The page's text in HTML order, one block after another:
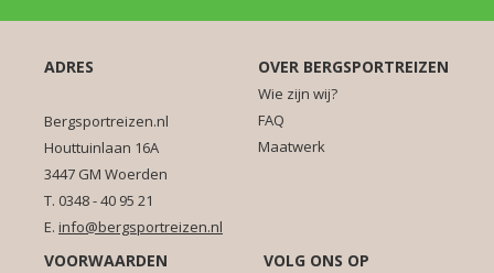
ADRES
Bergsportreizen.nl
Houttuinlaan 16A
3447 GM Woerden
T. 0348 - 40 95 21
E. info@bergsportreizen.nl
OVER BERGSPORTREIZEN
Wie zijn wij?
FAQ
Maatwerk
VOORWAARDEN VOLG ONS OP